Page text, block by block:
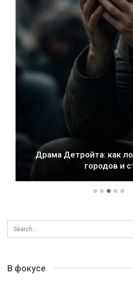
Драма Детройта: как
городов и
В фокусе